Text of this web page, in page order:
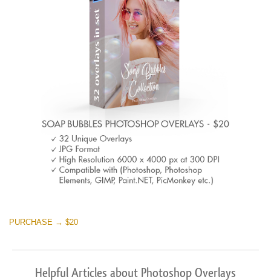
PURCHASE → $20
Helpful Articles about Photoshop Overlays